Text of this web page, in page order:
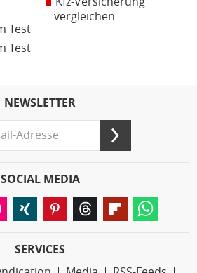
Test
Test
vergleichen
NEWSLETTER
SOCIAL MEDIA
SERVICES